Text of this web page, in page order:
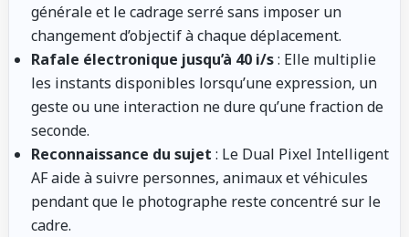
générale et le cadrage serré sans imposer un
changement d’objectif à chaque déplacement.
Rafale électronique jusqu’à 40 i/s: Elle multiplie
les instants disponibles lorsqu’une expression, un
geste ou une interaction ne dure qu’une fraction de
seconde.
Reconnaissance du sujet : Le Dual Pixel Intelligent
AF aide à suivre personnes, animaux et véhicules
pendant que le photographe reste concentré sur le
cadre.